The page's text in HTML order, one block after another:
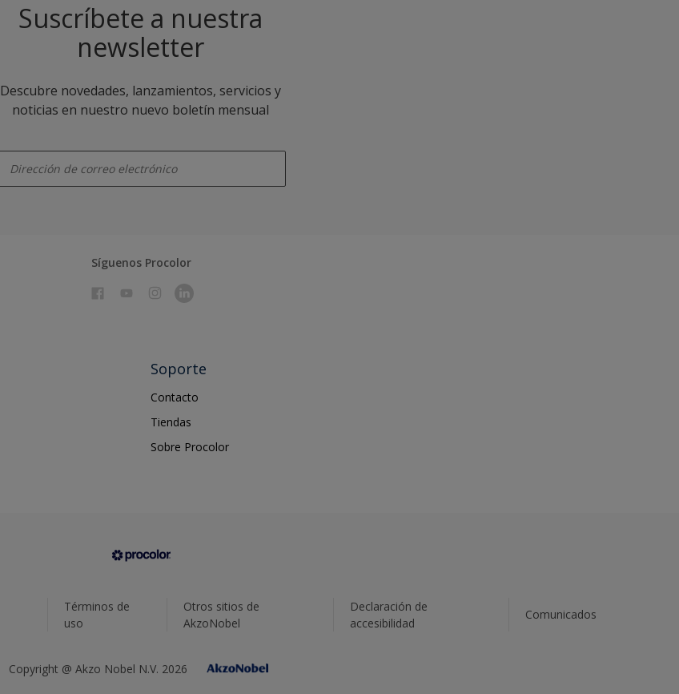
Suscríbete a nuestra
newsletter
Descubre novedades, lanzamientos, servicios y
noticias en nuestro nuevo boletín mensual
Síguenos Procolor
Soporte
Contacto
Tiendas
Sobre Procolor
Términos de
uso
Otros sitios de
AkzoNobel
Declaración de
accesibilidad
Comunicados
Copyright @ Akzo Nobel N.V. 2026